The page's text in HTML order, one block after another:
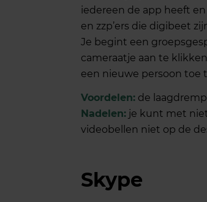
iedereen de app heeft
en zzp’ers die digibeet
Je begint een
cameraatje aan te
een nieuwe persoon toe
Voordelen: de
Nadelen: je kunt met
videobellen niet op de
Skype